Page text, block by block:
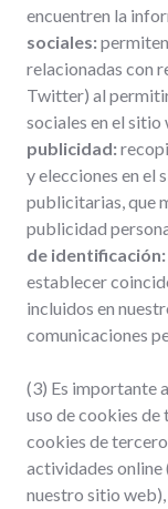
encuentren la
sociales:
relacionadas con
Twitter) al
sociales en el sitio
publicidad:
y elecciones en el
publicitarias, que
publicidad
de identificación:
establecer
incluidos en
comunicaciones
(3) Es importante
uso de cookies de
cookies de
actividades online
nuestro sitio